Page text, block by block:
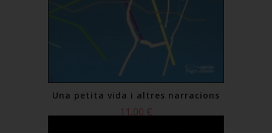
Una petita vida i altres narracions
11,00 €